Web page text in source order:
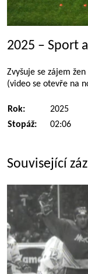
2025 – Sport
Zvyšuje se zájem
(video se otevře na
Rok:
2025
Stopáž:
02:06
Související